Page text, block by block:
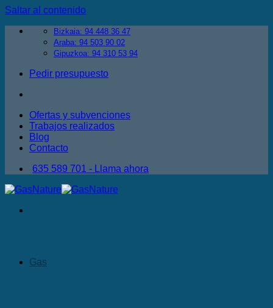
Saltar al contenido
Bizkaia: 94 448 36 47
Araba: 94 503 90 02
Gipuzkoa: 94 310 53 94
Pedir presupuesto
Ofertas y subvenciones
Trabajos realizados
Blog
Contacto
635 589 701 - Llama ahora
Gas